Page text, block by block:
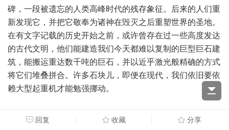
碑，一段被遗忘的人类高峰时代的残存象征。后来的人们重
新发现它，并把它敬奉为诸神在毁灭之后重塑世界的圣地。
在有文字记载的历史开始之前，或许曾存在过一些高度发达
的古代文明，他们能建造我们今天都难以复制的巨型巨石建
筑，能搬运重达数千吨的巨石，并以近乎激光般精确的方式
将它们堆叠拼合。许多石块儿，即便在现代，我们依旧要依
赖大型起重机才能勉强挪动。
回复 收藏 分享